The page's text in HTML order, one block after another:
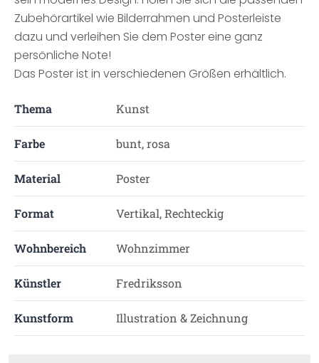
Zubehörartikel wie Bilderrahmen und Posterleiste
dazu und verleihen Sie dem Poster eine ganz
persönliche Note!
Das Poster ist in verschiedenen Größen erhältlich.
Thema Kunst
Farbe bunt, rosa
Material Poster
Format Vertikal, Rechteckig
Wohnbereich Wohnzimmer
Künstler Fredriksson
Kunstform Illustration & Zeichnung